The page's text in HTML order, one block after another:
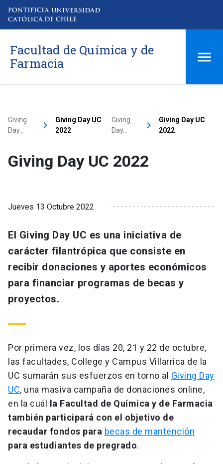
Facultad de Química y de
Farmacia
Giving
Day…
keyboard_arrow_right
Giving Day UC
2022
Giving
Day…
keyboard_arrow_right
Giving Day UC
2022
Giving Day UC 2022
Jueves 13 Octubre 2022
El Giving Day UC es una iniciativa de
carácter filantrópica que consiste en
recibir donaciones y aportes económicos
para financiar programas de becas y
proyectos.
Por primera vez, los días 20, 21 y 22 de octubre,
las facultades, College y Campus Villarrica de la
UC sumarán sus esfuerzos en torno al Giving Day
UC, una masiva campaña de donaciones online,
en la cuál
la Facultad de Química y de Farmacia
también participará con el objetivo de
recaudar fondos para becas de mantención
para estudiantes de pregrado.